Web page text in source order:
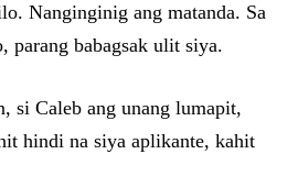
Nanginginig ang matanda. Sa
parang babagsak ulit siya.
si Caleb ang unang lumapit,
hindi na siya aplikante, kahit